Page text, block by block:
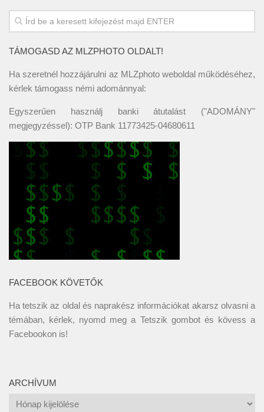
TÁMOGASD AZ MLZPHOTO OLDALT!
Ha szeretnél hozzájárulni az MLZphoto weboldal működéséhez,
kérlek támogass némi adománnyal:
Egyszerűen használj banki átutalást ("ADOMÁNY"
megjegyzéssel): OTP Bank 11773425-04680611
FACEBOOK KÖVETŐK
Ha tetszik az oldal és naprakész információkat akarsz olvasni a
témában, kérlek, nyomd meg a Tetszik gombot és kövess a
Facebookon is!
ARCHÍVUM
Archívum